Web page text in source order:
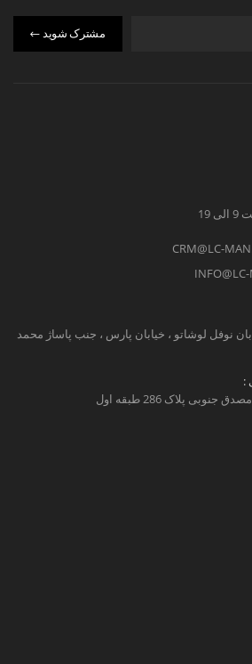
مشترک شوید
CRM@LC-
نوفل لوشاتو ، خیابان پارس ، جنب پاساژ محمد
:
پلاک 286 طبقه اول